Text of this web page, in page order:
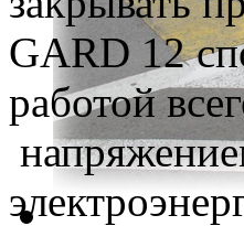
GARD 12
работой